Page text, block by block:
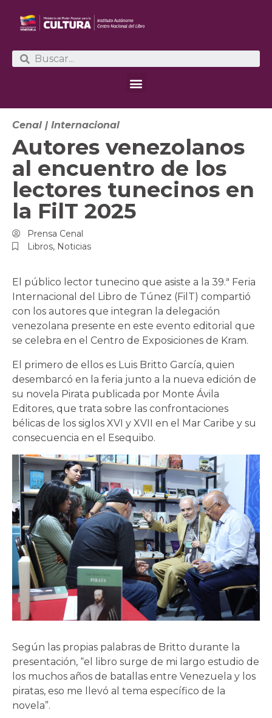
Cenal | Internacional
Autores venezolanos
al encuentro de los
lectores tunecinos en
la FilT 2025
Prensa Cenal
Libros, Noticias
El público lector tunecino que asiste a la 39.ª Feria
Internacional del Libro de Túnez (FilT) compartió
con los autores que integran la delegación
venezolana presente en este evento editorial que
se celebra en el Centro de Exposiciones de Kram.
El primero de ellos es Luis Britto García, quien
desembarcó en la feria junto a la nueva edición de
su novela Pirata publicada por Monte Ávila
Editores, que trata sobre las confrontaciones
bélicas de los siglos XVI y XVII en el Mar Caribe y su
consecuencia en el Esequibo.
Según las propias palabras de Britto durante la
presentación, “el libro surge de mi largo estudio de
los muchos años de batallas entre Venezuela y los
piratas, eso me llevó al tema específico de la
novela”.